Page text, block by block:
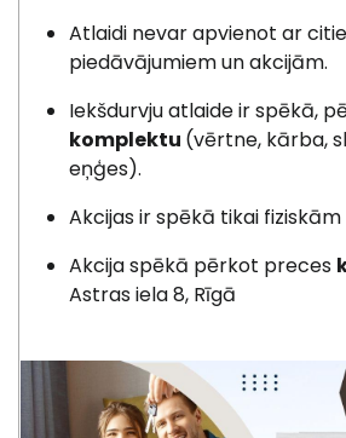
Atlaidi nevar apvienot ar
piedāvājumiem un akcijām.
Iekšdurvju atlaide ir spēkā,
komplektu (vērtne, kārba,
eņģes).
Akcijas ir spēkā tikai
Akcija spēkā pērkot preces
Astras iela 8, Rīgā